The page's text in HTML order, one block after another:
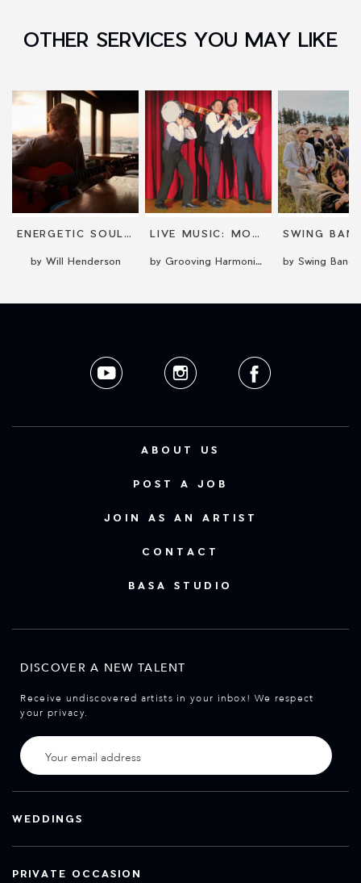
OTHER SERVICES YOU MAY LIKE
ENERGETIC SOUL AND SWING CONCERT
by Will Henderson
LIVE MUSIC: MOBILE AND ON-STAGE
by Grooving Harmonists
ABOUT US
POST A JOB
JOIN AS AN ARTIST
CONTACT
BASA STUDIO
DISCOVER A NEW TALENT
Receive undiscovered artists in your inbox! We respect
your privacy.
WEDDINGS
PRIVATE OCCASION